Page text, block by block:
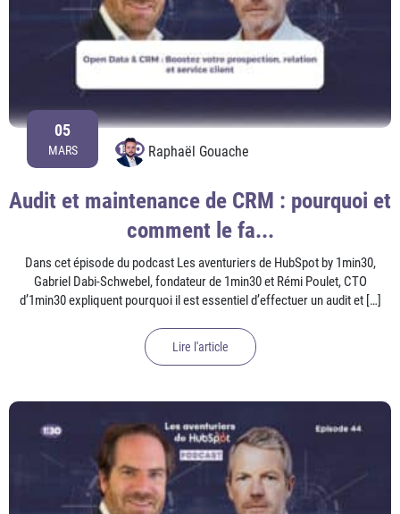
05
MARS Raphaël Gouache
Audit et maintenance de CRM : pourquoi et
comment le fa...
Dans cet épisode du podcast Les aventuriers de HubSpot by 1min30,
Gabriel Dabi-Schwebel, fondateur de 1min30 et Rémi Poulet, CTO
d’1min30 expliquent pourquoi il est essentiel d’effectuer un audit et […]
Lire l'article